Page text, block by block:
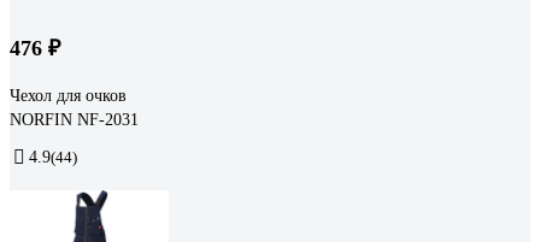
476 ₽
Чехол для очков
NORFIN NF-2031
4.9(44)